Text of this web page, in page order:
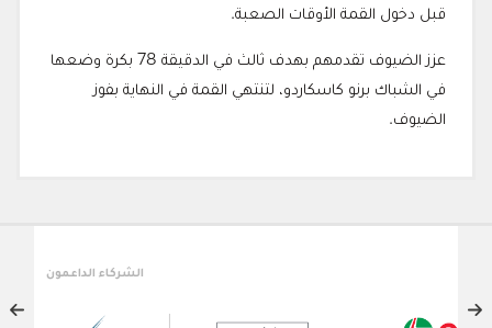
قبل دخول القمة الأوقات الصعبة.
عزز الضيوف تقدمهم بهدف ثالث في الدقيقة 78 بكرة وضعها
في الشباك برنو كاسكاردو، لتنتهي القمة في النهاية بفوز
الضيوف.